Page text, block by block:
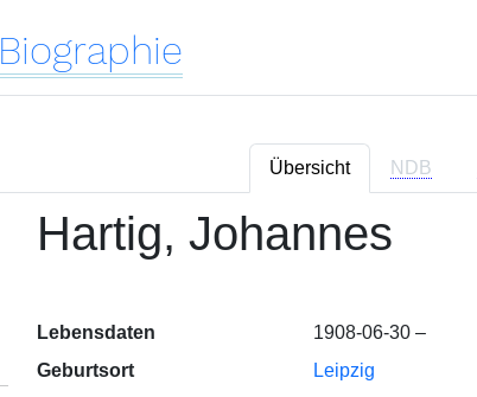
Biographie
Übersicht NDB
Hartig, Johannes
Lebensdaten
1908-06-30 –
Geburtsort
Leipzig